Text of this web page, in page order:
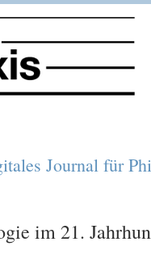
Menüsichtbarkeit
Journal für
im 21.